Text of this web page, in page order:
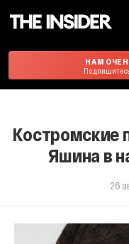
НАМ
Костромские
Яшина в
26